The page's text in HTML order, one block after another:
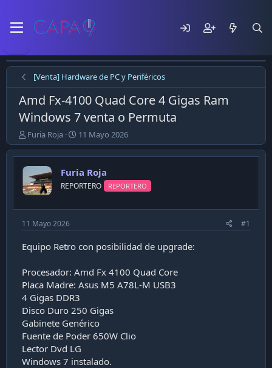
[Venta] Hardware de PC y Periféricos
Amd Fx-4100 Quad Core 4 Gigas Ram
Windows 7 venta o Permuta
E
m
p
e
z
ó
l
t
e
m
a
Furia Roja
F
e
c
h
a
d
p
b
l
a
c
i
ó
n
11 Mayo 2026
Furia Roja
REPORTERO REPORTERO
11 Mayo 2026 #1
Equipo Retro con posibilidad de upgrade:
Procesador: Amd Fx 4100 Quad Core
Placa Madre: Asus M5 A78L-M USB3
4 Gigas DDR3
Disco Duro 250 Gigas
Gabinete Genérico
Fuente de Poder 650W Clio
Lector Dvd LG
Windows 7 instalado.